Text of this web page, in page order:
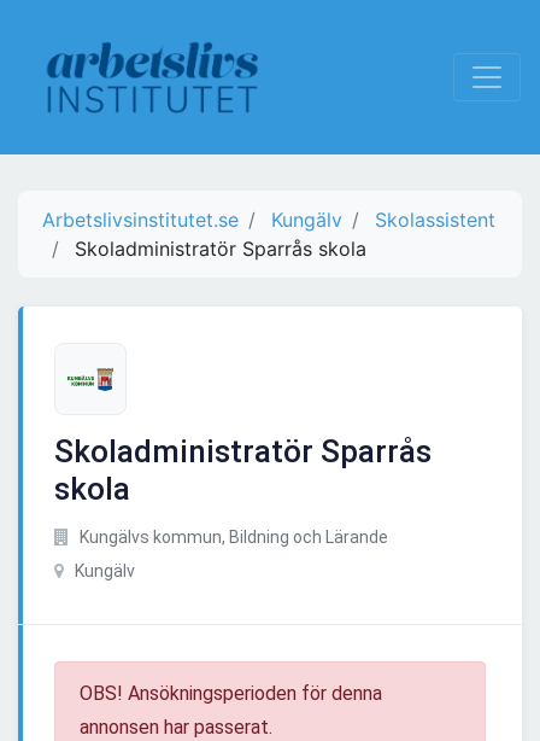
Arbetslivsinstitutet.se Kungälv
Skolassistent
Skoladministratör Sparrås skola
Skoladministratör Sparrås
skola
Kungälvs kommun, Bildning och Lärande
Kungälv
OBS! Ansökningsperioden för denna
annonsen har passerat.